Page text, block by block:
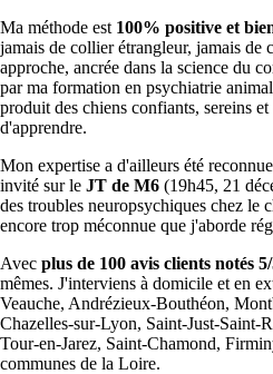
Ma méthode est 100% positive et
jamais de collier étrangleur, jamais de
approche, ancrée dans la science du
par ma formation en psychiatrie
produit des chiens confiants, sereins
d'apprendre.
Mon expertise a d'ailleurs été
invité sur le JT de M6 (19h45, 21
des troubles neuropsychiques chez
encore trop méconnue que j'aborde
Avec plus de 100 avis clients notés
mêmes. J'interviens à domicile et en
Veauche, Andrézieux-Bouthéon,
Chazelles-sur-Lyon, Saint-Just-Saint-
Tour-en-Jarez, Saint-Chamond,
communes de la Loire.